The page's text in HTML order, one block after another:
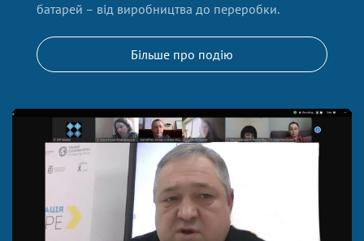
батарей – від виробництва до переробки.
Більше про подію